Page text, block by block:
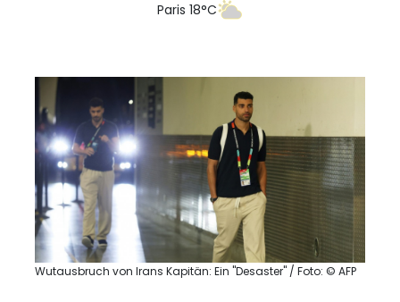
Paris 18°C
Wutausbruch von Irans Kapitän: Ein "Desaster" / Foto: © AFP